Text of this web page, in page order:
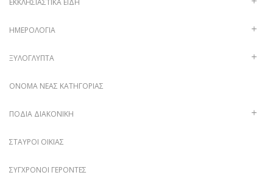
ΕΚΚΛΗΣΙΑΣΤΙΚΆ ΕΊΔΗ
ΗΜΕΡΟΛΌΓΙΑ
ΞΥΛΌΓΛΥΠΤΑ
ΌΝΟΜΑ ΝΈΑΣ ΚΑΤΗΓΟΡΊΑΣ
ΠΟΔΙΆ ΔΙΑΚΟΝΙΚΉ
ΣΤΑΥΡΟΊ ΟΙΚΊΑΣ
ΣΎΓΧΡΟΝΟΙ ΓΈΡΟΝΤΕΣ